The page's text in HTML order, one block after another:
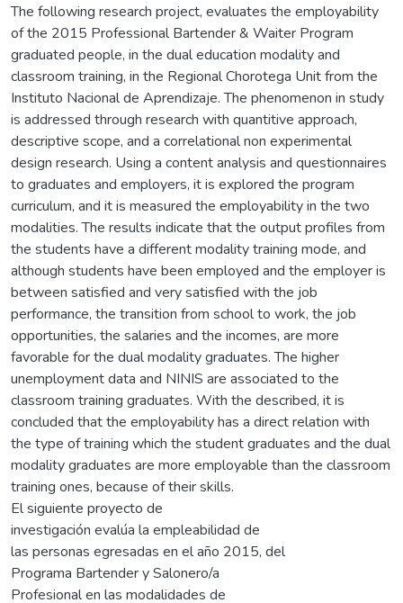
The following research project, evaluates the employability
of the 2015 Professional Bartender & Waiter Program
graduated people, in the dual education modality and
classroom training, in the Regional Chorotega Unit from the
Instituto Nacional de Aprendizaje. The phenomenon in study
is addressed through research with quantitive approach,
descriptive scope, and a correlational non experimental
design research. Using a content analysis and questionnaires
to graduates and employers, it is explored the program
curriculum, and it is measured the employability in the two
modalities. The results indicate that the output profiles from
the students have a different modality training mode, and
although students have been employed and the employer is
between satisfied and very satisfied with the job
performance, the transition from school to work, the job
opportunities, the salaries and the incomes, are more
favorable for the dual modality graduates. The higher
unemployment data and NINIS are associated to the
classroom training graduates. With the described, it is
concluded that the employability has a direct relation with
the type of training which the student graduates and the dual
modality graduates are more employable than the classroom
training ones, because of their skills.
El siguiente proyecto de
investigación evalúa la empleabilidad de
las personas egresadas en el año 2015, del
Programa Bartender y Salonero/a
Profesional en las modalidades de